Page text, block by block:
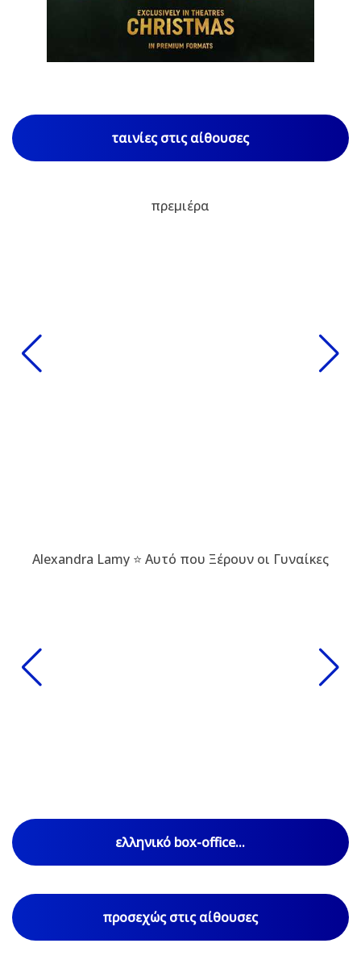
1/85
ταινίες στις αίθουσες
πρεμιέρα
Alexandra Lamy ⭐ Αυτό που Ξέρουν οι Γυναίκες
ελληνικό box-office...
προσεχώς στις αίθουσες